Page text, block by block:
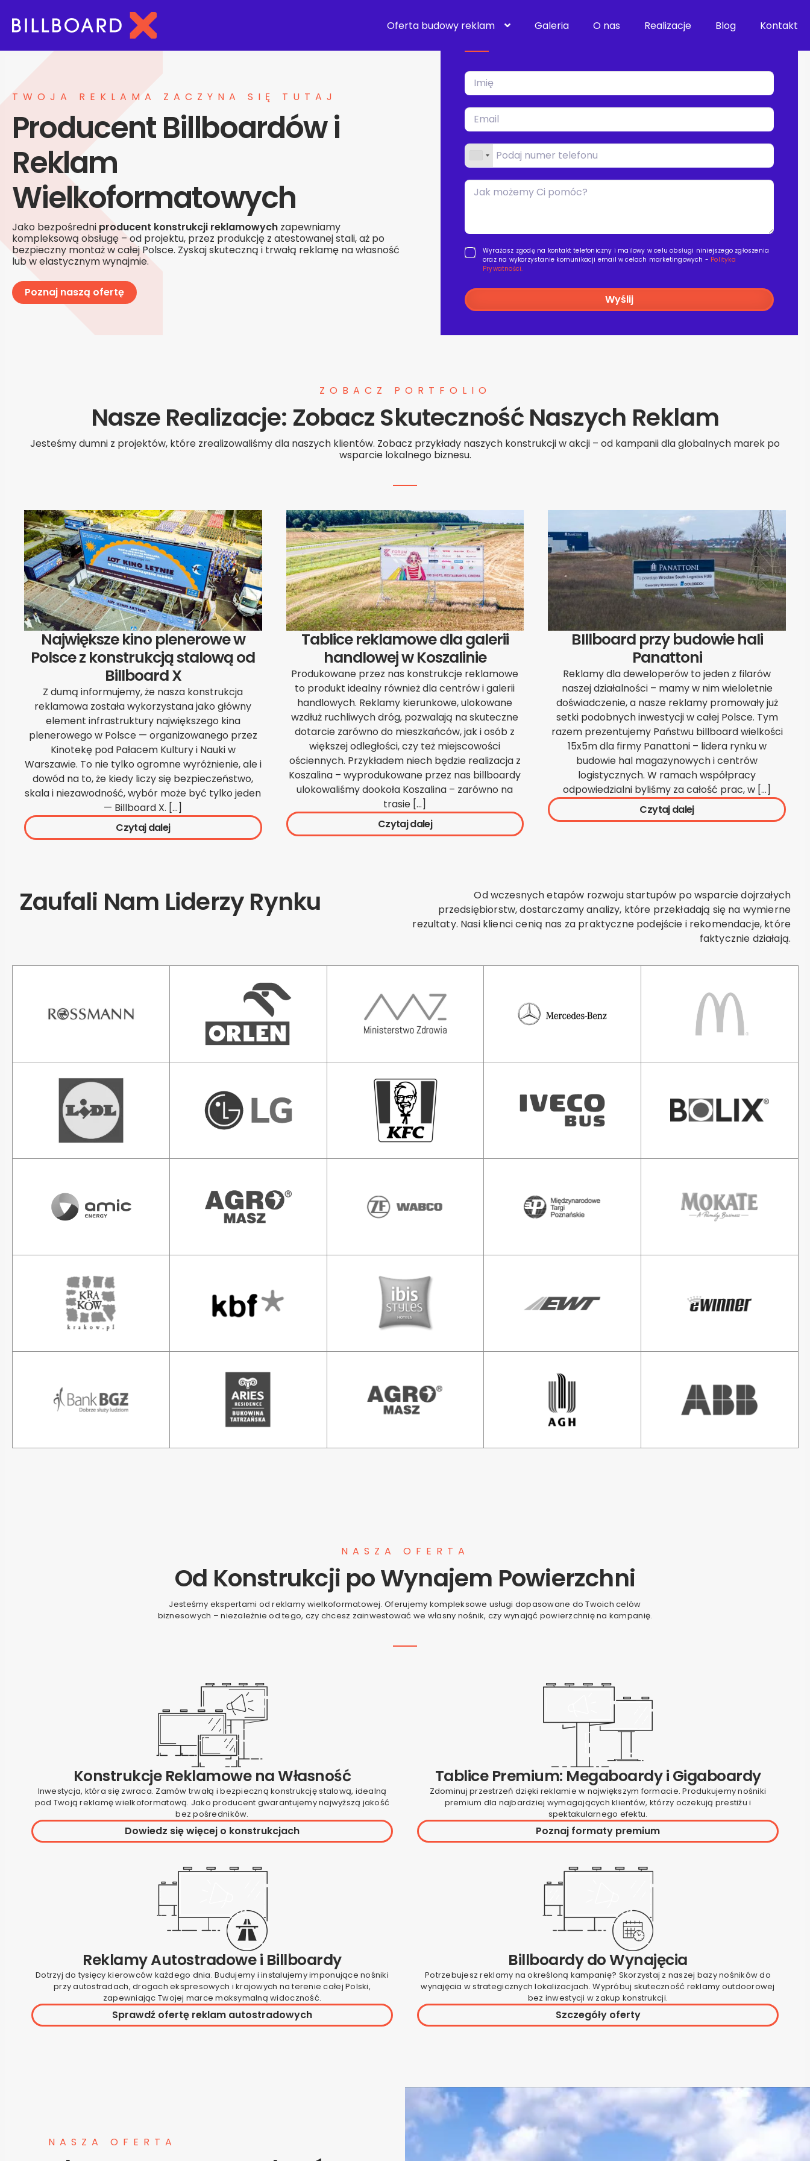
Oferta budowy reklam Galeria O nas Realizacje Blog Kontakt
TWOJA REKLAMA ZACZYNA SIĘ TUTAJ
Producent Billboardów i
Reklam
Wielkoformatowych
Jako bezpośredni producent konstrukcji reklamowych zapewniamy
kompleksową obsługę – od projektu, przez produkcję z atestowanej stali, aż po
bezpieczny montaż w całej Polsce. Zyskaj skuteczną i trwałą reklamę na własność
lub w elastycznym wynajmie.
Poznaj naszą ofertę
to możliwe.
Wyrażasz zgodę na kontakt telefoniczny i mailowy w celu obsługi niniejszego zgłoszenia
oraz na wykorzystanie komunikacji email w celach marketingowych - Polityka
Prywatności.
Wyślij
ZOBACZ PORTFOLIO
Nasze Realizacje: Zobacz Skuteczność Naszych Reklam
Jesteśmy dumni z projektów, które zrealizowaliśmy dla naszych klientów. Zobacz przykłady naszych konstrukcji w akcji – od kampanii dla globalnych marek po
wsparcie lokalnego biznesu.
Największe kino plenerowe w
Polsce z konstrukcją stalową od
Billboard X
Z dumą informujemy, że nasza konstrukcja
reklamowa została wykorzystana jako główny
element infrastruktury największego kina
plenerowego w Polsce — organizowanego przez
Kinotekę pod Pałacem Kultury i Nauki w
Warszawie. To nie tylko ogromne wyróżnienie, ale i
dowód na to, że kiedy liczy się bezpieczeństwo,
skala i niezawodność, wybór może być tylko jeden
— Billboard X. […]
Czytaj dalej
Tablice reklamowe dla galerii
handlowej w Koszalinie
Produkowane przez nas konstrukcje reklamowe
to produkt idealny również dla centrów i galerii
handlowych. Reklamy kierunkowe, ulokowane
wzdłuż ruchliwych dróg, pozwalają na skuteczne
dotarcie zarówno do mieszkańców, jak i osób z
większej odległości, czy też miejscowości
ościennych. Przykładem niech będzie realizacja z
Koszalina – wyprodukowane przez nas billboardy
ulokowaliśmy dookoła Koszalina – zarówno na
trasie […]
Czytaj dalej
BIllboard przy budowie hali
Panattoni
Reklamy dla deweloperów to jeden z filarów
naszej działalności – mamy w nim wieloletnie
doświadczenie, a nasze reklamy promowały już
setki podobnych inwestycji w całej Polsce. Tym
razem prezentujemy Państwu billboard wielkości
15x5m dla firmy Panattoni – lidera rynku w
budowie hal magazynowych i centrów
logistycznych. W ramach współpracy
odpowiedzialni byliśmy za całość prac, w […]
Czytaj dalej
Zaufali Nam Liderzy Rynku
Od wczesnych etapów rozwoju startupów po wsparcie dojrzałych
przedsiębiorstw, dostarczamy analizy, które przekładają się na wymierne
rezultaty. Nasi klienci cenią nas za praktyczne podejście i rekomendacje, które
faktycznie działają.
NASZA OFERTA
Od Konstrukcji po Wynajem Powierzchni
Jesteśmy ekspertami od reklamy wielkoformatowej. Oferujemy kompleksowe usługi dopasowane do Twoich celów
biznesowych – niezależnie od tego, czy chcesz zainwestować we własny nośnik, czy wynająć powierzchnię na kampanię.
Konstrukcje Reklamowe na Własność
Inwestycja, która się zwraca. Zamów trwałą i bezpieczną konstrukcję stalową, idealną
pod Twoją reklamę wielkoformatową. Jako producent gwarantujemy najwyższą jakość
bez pośredników.
Dowiedz się więcej o konstrukcjach
Tablice Premium: Megaboardy i Gigaboardy
Zdominuj przestrzeń dzięki reklamie w największym formacie. Produkujemy nośniki
premium dla najbardziej wymagających klientów, którzy oczekują prestiżu i
spektakularnego efektu.
Poznaj formaty premium
Reklamy Autostradowe i Billboardy
Dotrzyj do tysięcy kierowców każdego dnia. Budujemy i instalujemy imponujące nośniki
przy autostradach, drogach ekspresowych i krajowych na terenie całej Polski,
zapewniając Twojej marce maksymalną widoczność.
Sprawdź ofertę reklam autostradowych
Billboardy do Wynajęcia
Potrzebujesz reklamy na określoną kampanię? Skorzystaj z naszej bazy nośników do
wynajęcia w strategicznych lokalizacjach. Wypróbuj skuteczność reklamy outdoorowej
bez inwestycji w zakup konstrukcji.
Szczegóły oferty
NASZA OFERTA